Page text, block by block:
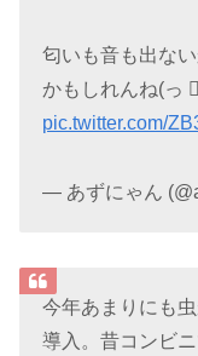
匂いも音も出な
かもしれんね(っ
pic.twitter.com/
— あずにゃん
今年あまりにも
導入。昔コンビ